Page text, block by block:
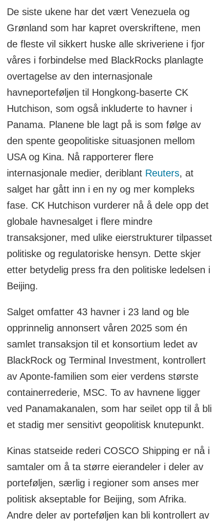
De siste ukene har det vært Venezuela og
Grønland som har kapret overskriftene, men
de fleste vil sikkert huske alle skriveriene i fjor
våres i forbindelse med BlackRocks planlagte
overtagelse av den internasjonale
havneporteføljen til Hongkong-baserte CK
Hutchison, som også inkluderte to havner i
Panama. Planene ble lagt på is som følge av
den spente geopolitiske situasjonen mellom
USA og Kina. Nå rapporterer flere
internasjonale medier, deriblant Reuters, at
salget har gått inn i en ny og mer kompleks
fase. CK Hutchison vurderer nå å dele opp det
globale havnesalget i flere mindre
transaksjoner, med ulike eierstrukturer tilpasset
politiske og regulatoriske hensyn. Dette skjer
etter betydelig press fra den politiske ledelsen i
Beijing.
Salget omfatter 43 havner i 23 land og ble
opprinnelig annonsert våren 2025 som én
samlet transaksjon til et konsortium ledet av
BlackRock og Terminal Investment, kontrollert
av Aponte-familien som eier verdens største
containerrederie, MSC. To av havnene ligger
ved Panamakanalen, som har seilet opp til å bli
et stadig mer sensitivt geopolitisk knutepunkt.
Kinas statseide rederi COSCO Shipping er nå i
samtaler om å ta større eierandeler i deler av
porteføljen, særlig i regioner som anses mer
politisk akseptable for Beijing, som Afrika.
Andre deler av porteføljen kan bli kontrollert av